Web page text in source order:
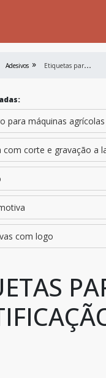
Adesivos E
tiquetas para identificação de lote
para máquinas agrícolas
com corte e gravação a
com logo